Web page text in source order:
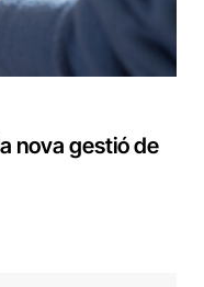
nova gestió de